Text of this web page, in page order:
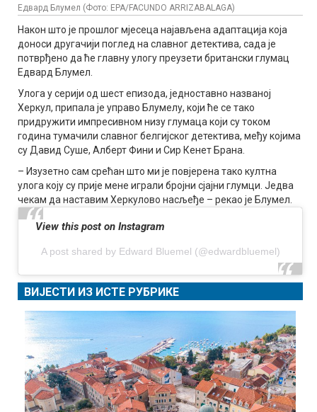
Едвард Блумел (Фото: EPA/FACUNDO ARRIZABALAGA)
Након што је прошлог мјесеца најављена адаптација која
доноси другачији поглед на славног детектива, сада је
потврђено да ће главну улогу преузети британски глумац
Едвард Блумел.
Улога у серији од шест епизода, једноставно названој
Херкул, припала је управо Блумелу, који ће се тако
придружити импресивном низу глумаца који су током
година тумачили славног белгијског детектива, међу којима
су Давид Суше, Алберт Фини и Сир Кенет Брана.
– Изузетно сам срећан што ми је повјерена тако култна
улога коју су прије мене играли бројни сјајни глумци. Једва
чекам да наставим Херкулово насљеђе – рекао је Блумел.
View this post on Instagram
A post shared by Edward Bluemel (@edwardbluemel)
ВИЈЕСТИ ИЗ ИСТЕ РУБРИКЕ